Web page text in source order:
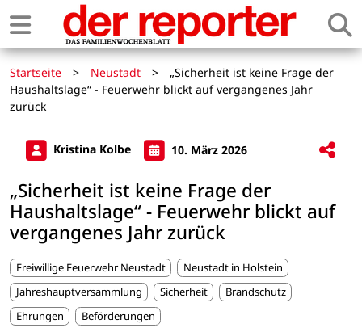
Startseite > Neustadt >
„Sicherheit ist keine Frage der
Haushaltslage“ - Feuerwehr blickt auf vergangenes Jahr
zurück
Kristina Kolbe 10. März 2026
„Sicherheit ist keine Frage der
Haushaltslage“ - Feuerwehr blickt auf
vergangenes Jahr zurück
Freiwillige Feuerwehr Neustadt
Neustadt in Holstein
Jahreshauptversammlung
Sicherheit
Brandschutz
Ehrungen
Beförderungen